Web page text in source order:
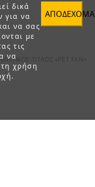
δικά
για να
να σας
με
τις
να
χρήση
ΤΙΤΛΟΣ «PET FAN»